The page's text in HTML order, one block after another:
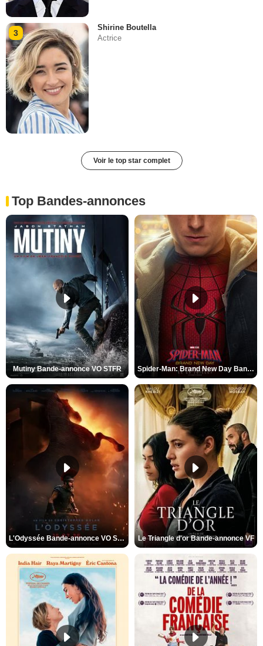
3
Shirine Boutella
Actrice
Voir le top star complet
Top Bandes-annonces
Mutiny Bande-annonce VO STFR Spider-Man: Brand New Day Bande-annonce VO STFR
L'Odyssée Bande-annonce VO STFR Le Triangle d'or Bande-annonce VF